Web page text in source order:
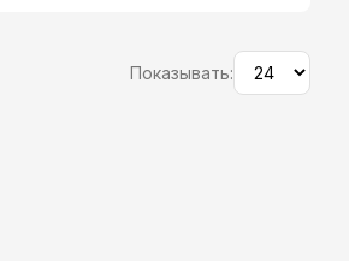
Показывать: